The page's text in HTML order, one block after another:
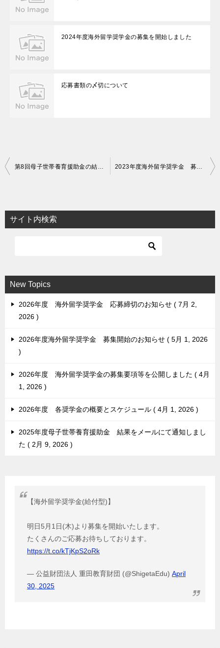
2024年度海外留学奨学金の募集を開始しました
応募書類の〆切について
投
ビ
ゲ
ョ
ン
第8回母子世帯養育援助金の結果通知について 2023年度海外留学奨学金 募集要項の公開
サイト内検索
New Topics
2026年度 海外留学奨学金 応募締切のお知らせ
7月 2,
2026
2026年度海外留学奨学金 募集開始のお知らせ 5月 1, 2026
2026年度 海外留学奨学金の募集要項等を公開しました
4月
1, 2026
2026年度 各奨学金の概要とスケジュール 4月 1, 2026
2025年度母子世帯養育援助金 結果をメールにて通知しまし
た
2月 9, 2026
【海外留学奨学金(給付型)】
明日5月1日(木)より募集を開始いたします。
たくさんのご応募お待ちしております。
https://t.co/kTjKpS2oRk
— 公益財団法人 重田教育財団 (@ShigetaEdu) April
30, 2025